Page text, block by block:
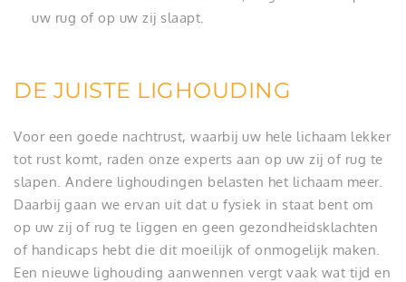
uw rug of op uw zij slaapt.
DE JUISTE LIGHOUDING
Voor een goede nachtrust, waarbij uw hele lichaam lekker
tot rust komt, raden onze experts aan op uw zij of rug te
slapen. Andere lighoudingen belasten het lichaam meer.
Daarbij gaan we ervan uit dat u fysiek in staat bent om
op uw zij of rug te liggen en geen gezondheidsklachten
of handicaps hebt die dit moeilijk of onmogelijk maken.
Een nieuwe lighouding aanwennen vergt vaak wat tijd en